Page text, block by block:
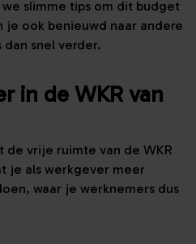
slimme tips om dit budget
ook benieuwd naar andere
snel verder.
in de WKR van
de vrije ruimte van de WKR
je als werkgever meer
waar je werknemers dus